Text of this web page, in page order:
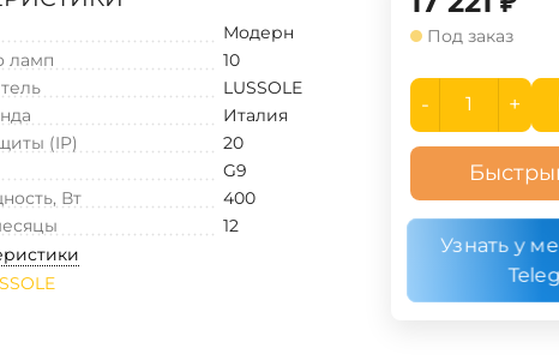
Модерн
ламп
10
LUSSOLE
Италия
(IP)
20
G9
Вт
400
12
Под заказ
- +
Узнать у